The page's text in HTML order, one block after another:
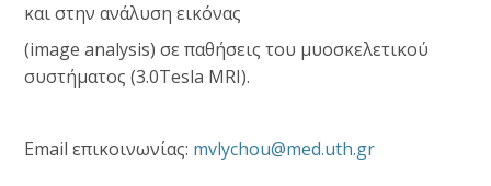
και στην ανάλυση εικόνας
(image analysis) σε παθήσεις του μυοσκελετικού
συστήματος (3.0Tesla MRI).
Email επικοινωνίας: mvlychou@med.uth.gr